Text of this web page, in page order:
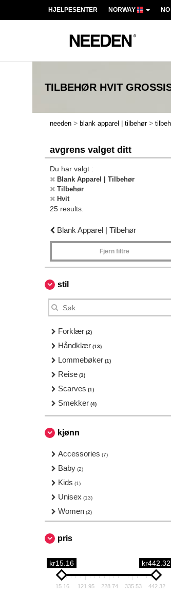
HJELPESENTER NORWAY NO
TILBEHØR HVIT
needen > blank apparel | tilbehør >
avgrens valget ditt
Du har valgt :
Blank Apparel | Tilbehør
Tilbehør
Hvit
25 results.
Blank Apparel | Tilbehør
Fjern filtre
stil
Forklær (2)
Håndklær (13)
Lommebøker (1)
Reise (3)
Scarves (1)
Smekker (4)
kjønn
Accessories (7)
Baby (2)
Kids (1)
Unisex (13)
Women (2)
pris
kr15.16 kr442.32
15.16 121.95 228.74 335.53 442.32